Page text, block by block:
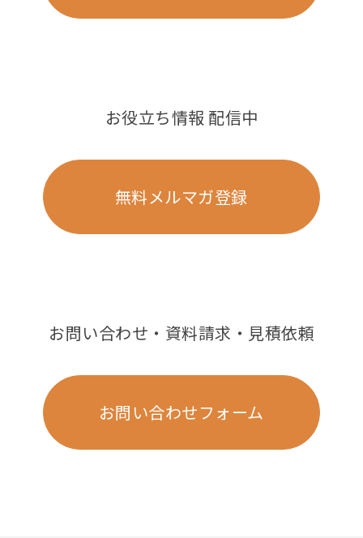
お役立ち情報 配信中
無料メルマガ登録
お問い合わせ・資料請求・見積依頼
お問い合わせフォーム